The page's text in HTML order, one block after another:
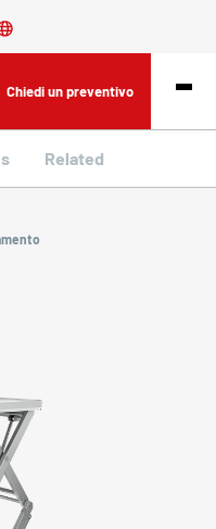
Chiedi un preventivo
Related